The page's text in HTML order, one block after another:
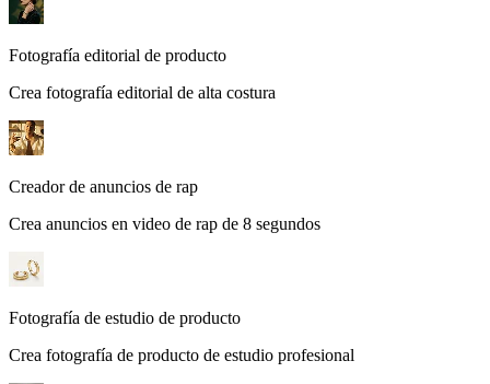
Fotografía editorial de producto
Crea fotografía editorial de alta costura
Creador de anuncios de rap
Crea anuncios en video de rap de 8 segundos
Fotografía de estudio de producto
Crea fotografía de producto de estudio profesional